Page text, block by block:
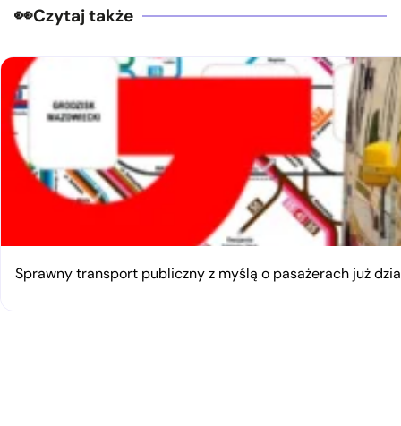
Czytaj także
Sprawny transport publiczny z myślą o pasażerach już